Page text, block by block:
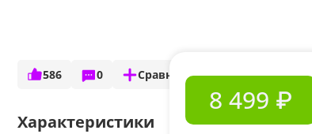
586 0 Сравнить
Характеристики
8 499 ₽